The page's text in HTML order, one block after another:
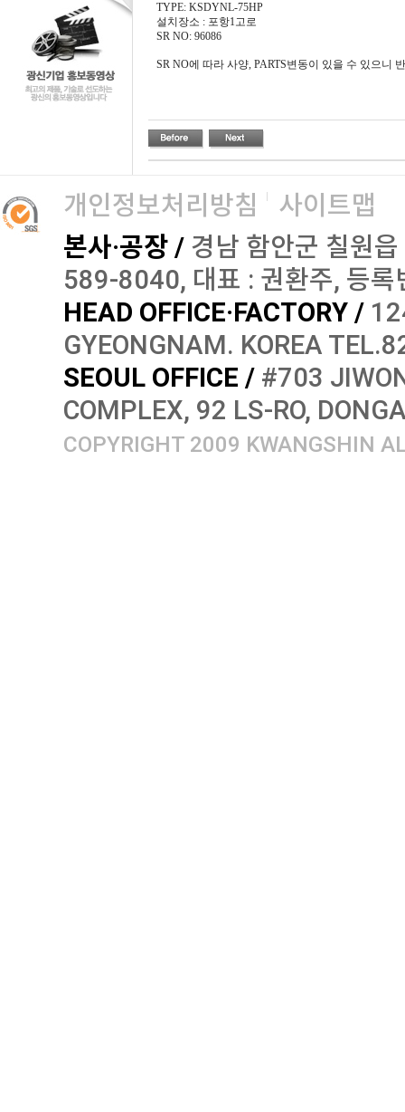
TYPE: KSDYNL-75HP
설치장소 : 포항1고로
SR NO: 96086
SR NO에 따라 사양, PARTS변동이 있을 수 있으니
개인정보처리방침
사이트맵
본사·공장 / 경남 함안군 칠원
589-8040, 대표 : 권환주, 등
HEAD OFFICE·FACTORY /
GYEONGNAM. KOREA
SEOUL OFFICE / #703
COMPLEX, 92 LS-RO,
COPYRIGHT 2009 KWANGSHIN